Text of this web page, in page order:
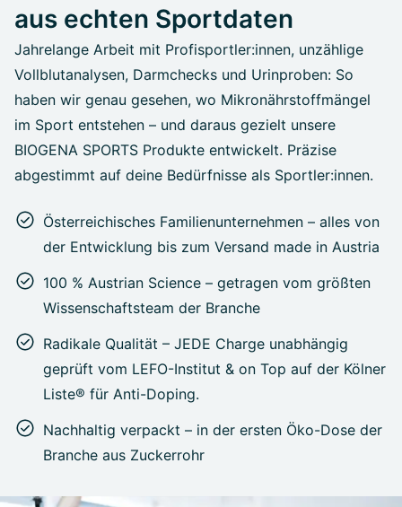
aus echten Sportdaten
Jahrelange Arbeit mit Profisportler:innen, unzählige
Vollblutanalysen, Darmchecks und Urinproben: So
haben wir genau gesehen, wo Mikronährstoffmängel
im Sport entstehen – und daraus gezielt unsere
BIOGENA SPORTS Produkte entwickelt. Präzise
abgestimmt auf deine Bedürfnisse als Sportler:innen.
Österreichisches Familienunternehmen – alles von
der Entwicklung bis zum Versand made in Austria
100 % Austrian Science – getragen vom größten
Wissenschaftsteam der Branche
Radikale Qualität – JEDE Charge unabhängig
geprüft vom LEFO-Institut & on Top auf der Kölner
Liste® für Anti-Doping.
Nachhaltig verpackt – in der ersten Öko-Dose der
Branche aus Zuckerrohr